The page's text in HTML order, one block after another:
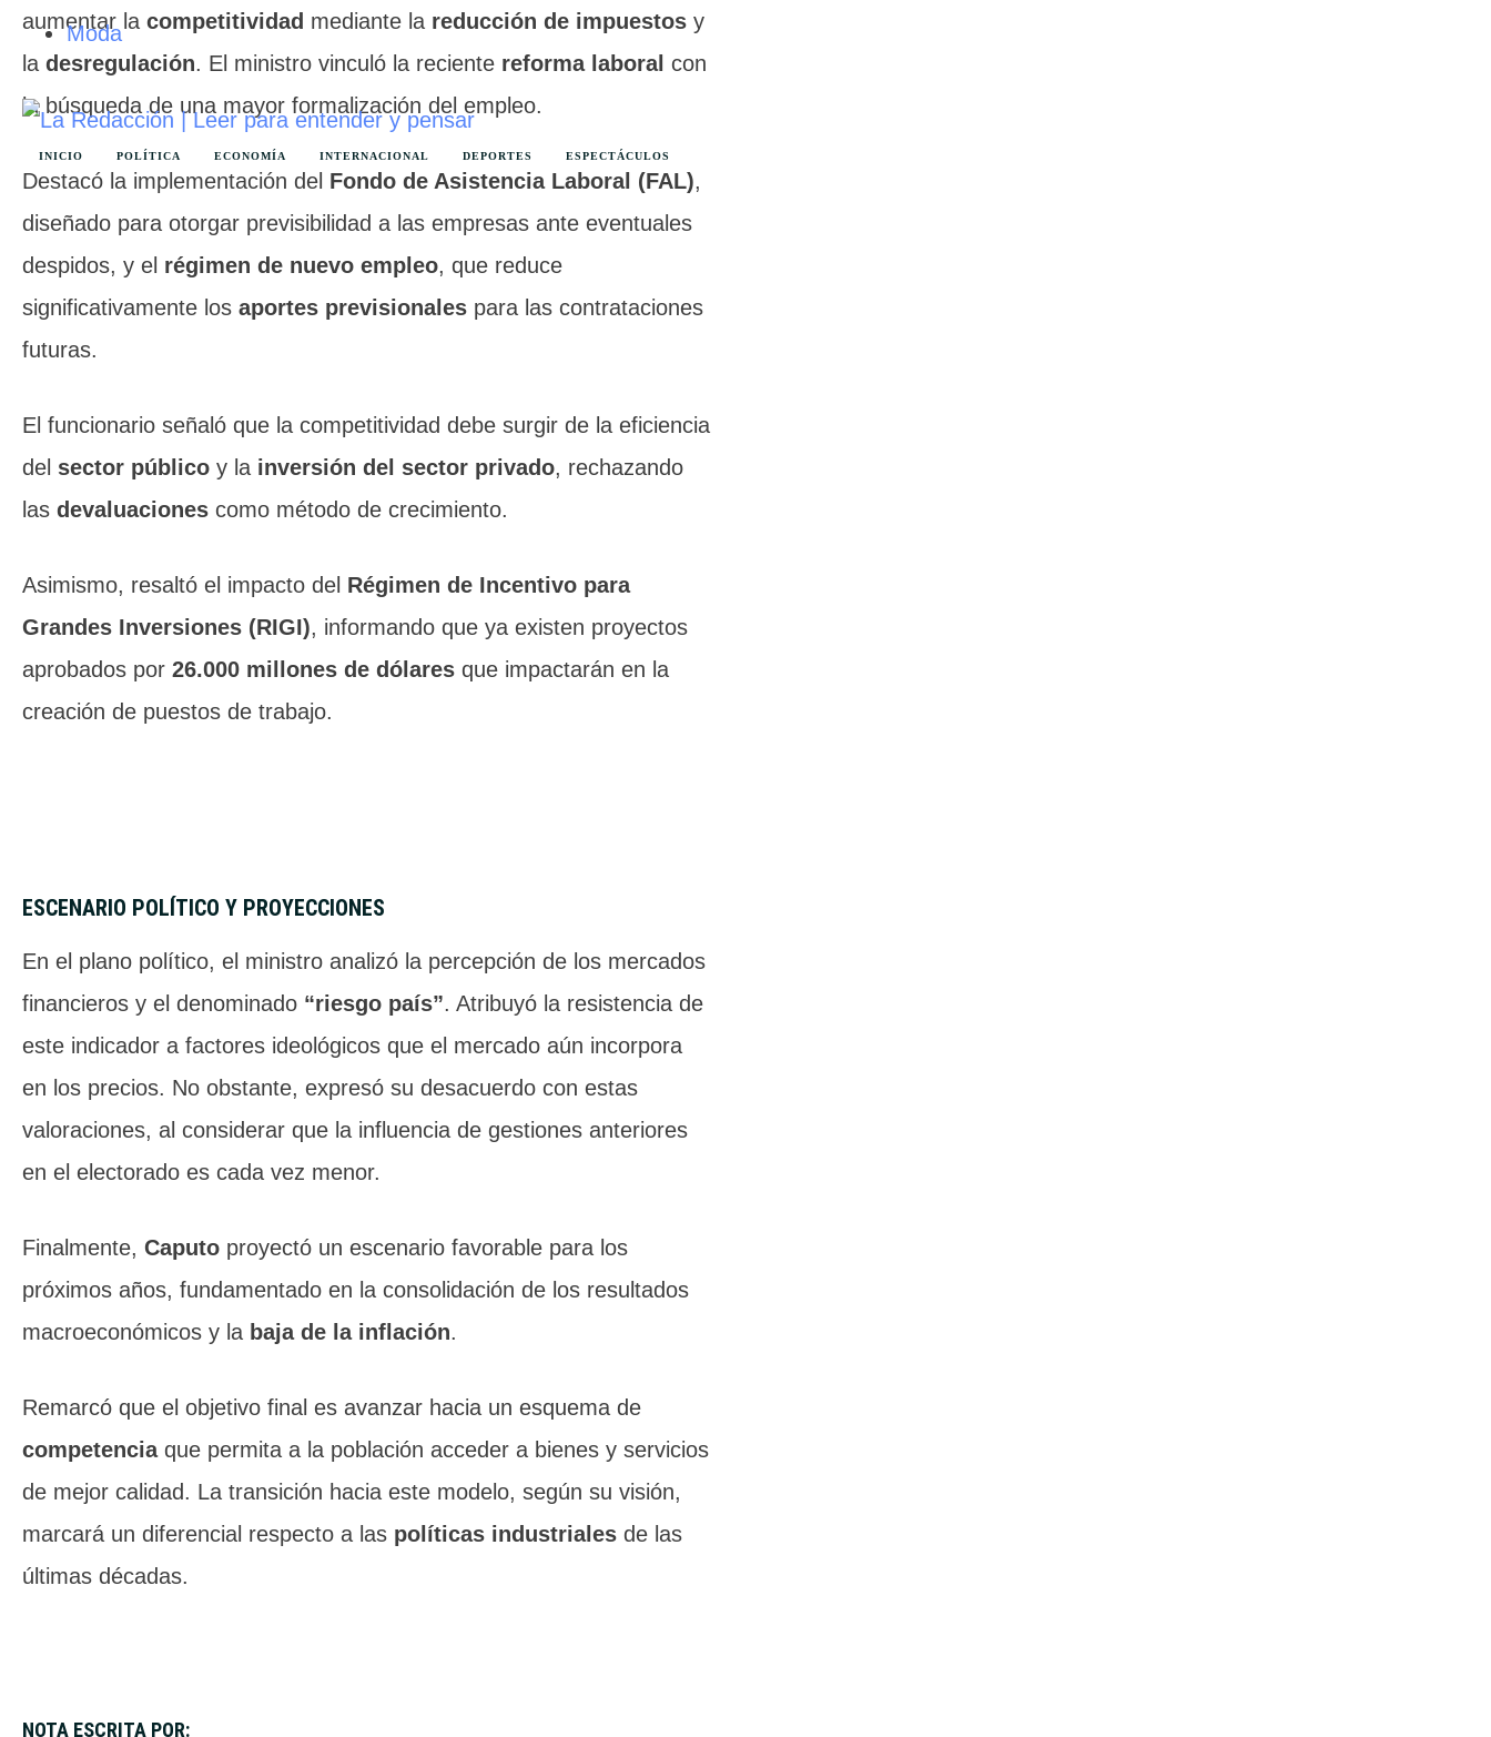
Moda
INICIO POLÍTICA ECONOMÍA INTERNACIONAL DEPORTES ESPECTÁCULOS
aumentar la competitividad mediante la reducción de impuestos y
la desregulación. El ministro vinculó la reciente reforma laboral con
la búsqueda de una mayor formalización del empleo.
Destacó la implementación del Fondo de Asistencia Laboral (FAL),
diseñado para otorgar previsibilidad a las empresas ante eventuales
despidos, y el régimen de nuevo empleo, que reduce
significativamente los aportes previsionales para las contrataciones
futuras.
El funcionario señaló que la competitividad debe surgir de la eficiencia
del sector público y la inversión del sector privado, rechazando
las devaluaciones como método de crecimiento.
Asimismo, resaltó el impacto del Régimen de Incentivo para
Grandes Inversiones (RIGI), informando que ya existen proyectos
aprobados por 26.000 millones de dólares que impactarán en la
creación de puestos de trabajo.
ESCENARIO POLÍTICO Y PROYECCIONES
En el plano político, el ministro analizó la percepción de los mercados
financieros y el denominado “riesgo país”. Atribuyó la resistencia de
este indicador a factores ideológicos que el mercado aún incorpora
en los precios. No obstante, expresó su desacuerdo con estas
valoraciones, al considerar que la influencia de gestiones anteriores
en el electorado es cada vez menor.
Finalmente, Caputo proyectó un escenario favorable para los
próximos años, fundamentado en la consolidación de los resultados
macroeconómicos y la baja de la inflación.
Remarcó que el objetivo final es avanzar hacia un esquema de
competenciaque permita a la población acceder a bienes y servicios
de mejor calidad. La transición hacia este modelo, según su visión,
marcará un diferencial respecto a las políticas industriales de las
últimas décadas.
NOTA ESCRITA POR: